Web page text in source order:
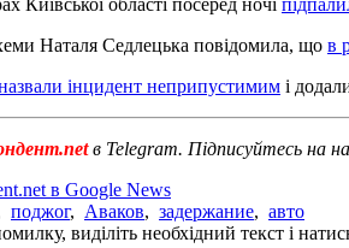
Наталя Седлецька повідомила, що в
інцидент неприпустимим і
в Telegram. Підписуйтесь на
в Google News
поджог, Аваков, задержание, авто
виділіть необхідний текст і